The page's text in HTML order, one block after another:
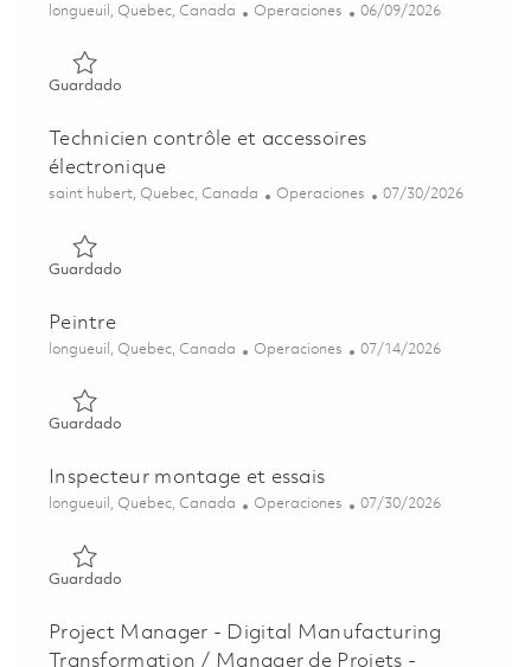
Ubicación
longueuil, Quebec, Canada Categoría
Operaciones Posted Date
06/09/2026
GuardadoGuardado Électrotechnicien 01842178
Technicien contrôle et accessoires
électronique
Ubicación
saint hubert, Quebec, Canada Categoría
Operaciones Posted Date
07/30/2026
GuardadoGuardado Technicien contrôle et accessoires électronique
Peintre
Ubicación
longueuil, Quebec, Canada Categoría
Operaciones Posted Date
07/14/2026
GuardadoGuardado Peintre 01854407
Inspecteur montage et essais
Ubicación
longueuil, Quebec, Canada Categoría
Operaciones Posted Date
07/30/2026
GuardadoGuardado Inspecteur montage et essais 01844374
Project Manager - Digital Manufacturing
Transformation / Manager de Projets -